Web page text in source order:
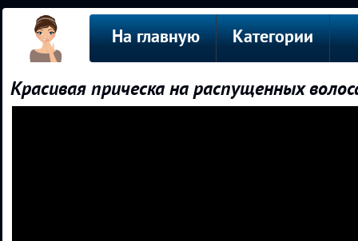
На главную Категории
Красивая прическа на распущенных